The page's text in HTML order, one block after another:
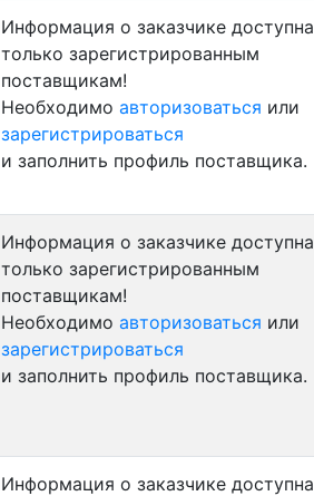
Информация о заказчике доступна
только зарегистрированным
поставщикам!
Необходимо авторизоваться или
зарегистрироваться
и заполнить профиль поставщика.
Информация о заказчике доступна
только зарегистрированным
поставщикам!
Необходимо авторизоваться или
зарегистрироваться
и заполнить профиль поставщика.
Информация о заказчике доступна